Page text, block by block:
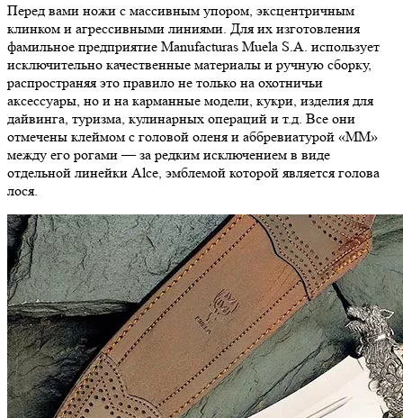
Перед вами ножи с массивным упором, эксцентричным
клинком и агрессивными линиями. Для их изготовления
фамильное предприятие Manufacturas Muela S.A. использует
исключительно качественные материалы и ручную сборку,
распространяя это правило не только на охотничьи
аксессуары, но и на карманные модели, кукри, изделия для
дайвинга, туризма, кулинарных операций и т.д. Все они
отмечены клеймом с головой оленя и аббревиатурой «ММ»
между его рогами — за редким исключением в виде
отдельной линейки Alce, эмблемой которой является голова
лося.